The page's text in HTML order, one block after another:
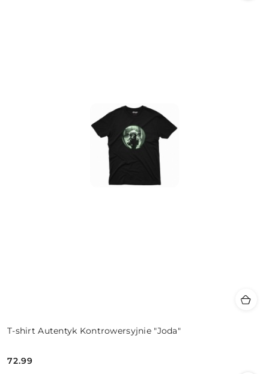
T-shirt Autentyk Kontrowersyjnie "Joda"
Cena:
72.99